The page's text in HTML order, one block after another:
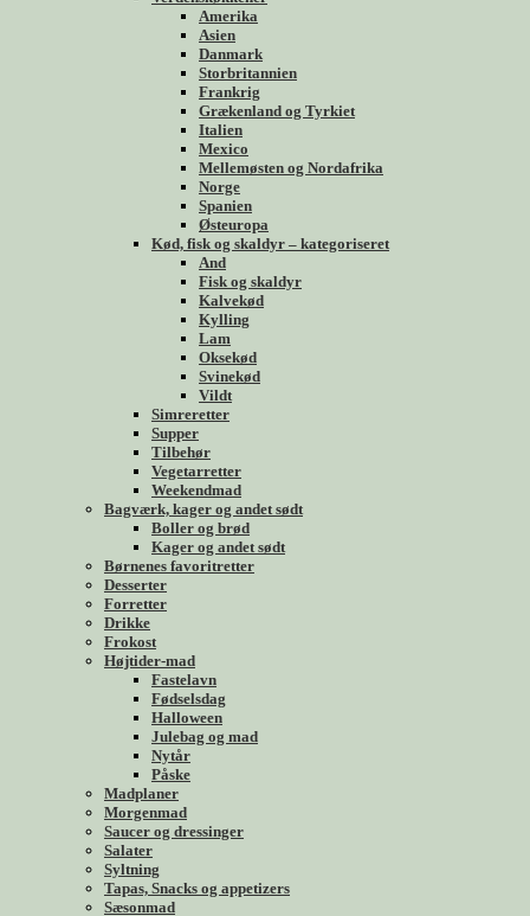
Amerika
Asien
Danmark
Storbritannien
Frankrig
Grækenland og Tyrkiet
Italien
Mexico
Mellemøsten og Nordafrika
Norge
Spanien
Østeuropa
Kød, fisk og skaldyr – kategoriseret
And
Fisk og skaldyr
Kalvekød
Kylling
Lam
Oksekød
Svinekød
Vildt
Simreretter
Supper
Tilbehør
Vegetarretter
Weekendmad
Bagværk, kager og andet sødt
Boller og brød
Kager og andet sødt
Børnenes favoritretter
Desserter
Forretter
Drikke
Frokost
Højtider-mad
Fastelavn
Fødselsdag
Halloween
Julebag og mad
Nytår
Påske
Madplaner
Morgenmad
Saucer og dressinger
Salater
Syltning
Tapas, Snacks og appetizers
Sæsonmad